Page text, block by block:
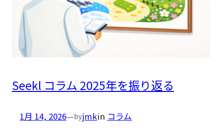
Seekl コラム 2025年を振り返る
1月 14, 2026—byjmkin コラム